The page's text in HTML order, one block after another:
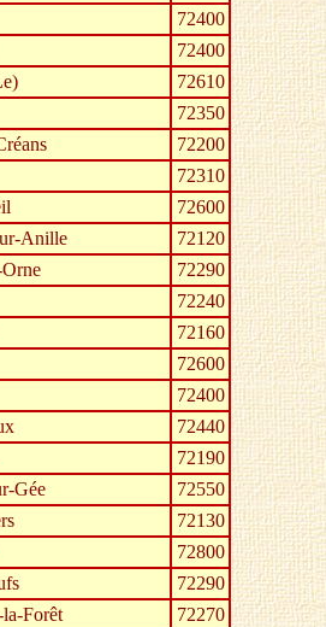
72400
72400
72610
72350
72200
72310
72600
Anille
72120
72290
72240
72160
72600
72400
72440
72190
Gée
72550
72130
72800
72290
Forêt
72270